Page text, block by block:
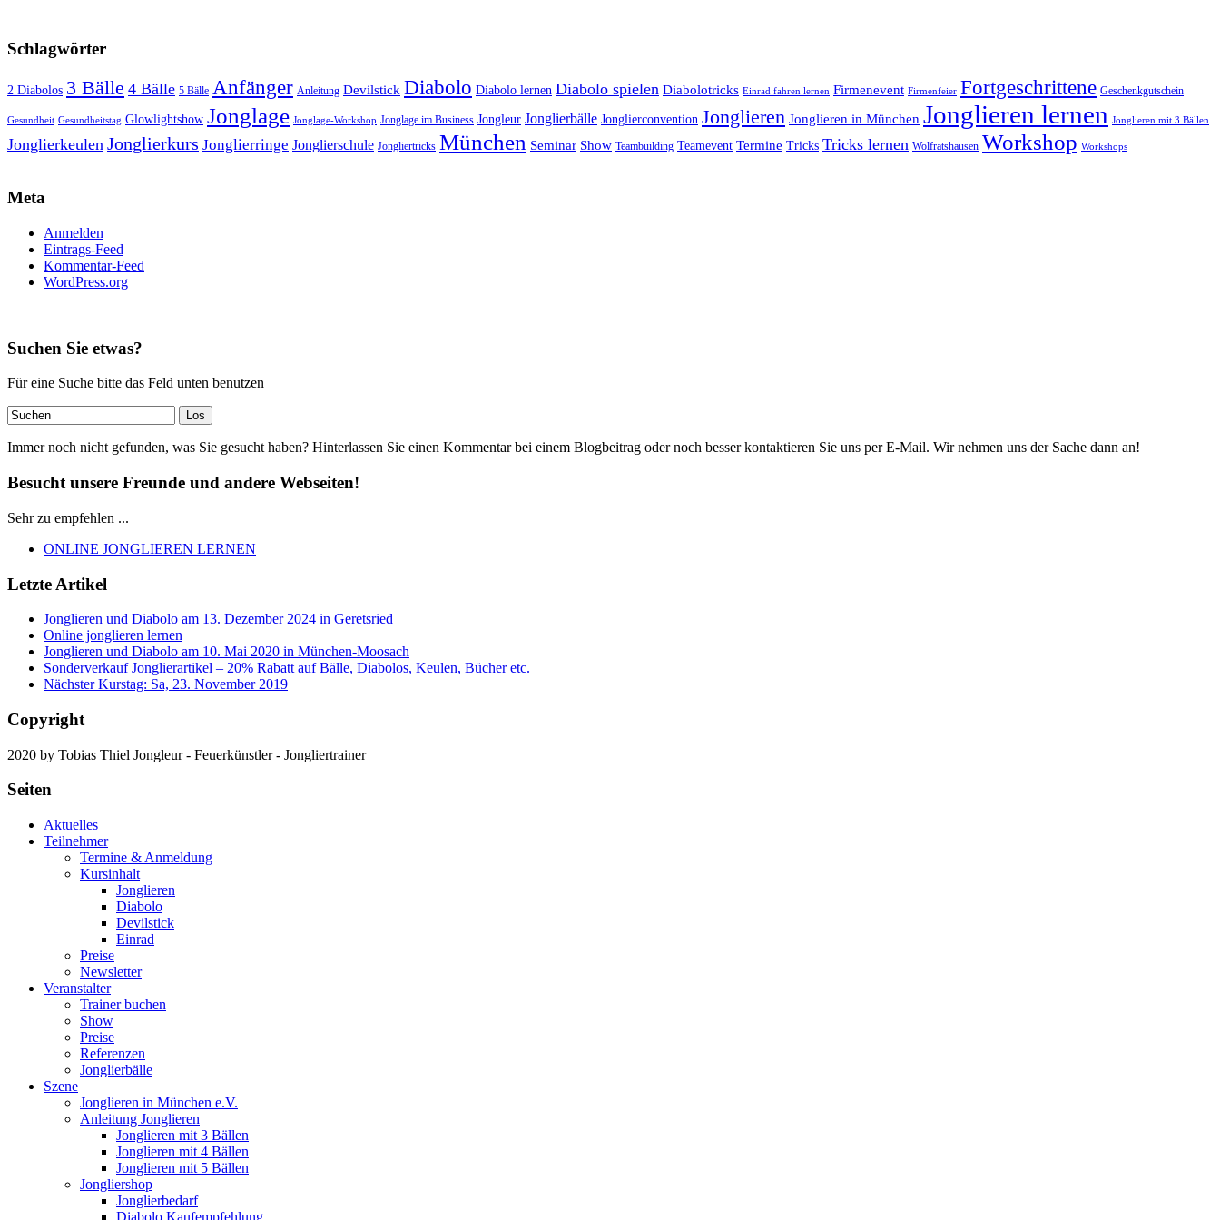
Schlagwörter
2 Diabolos 3 Bälle 4 Bälle 5 Bälle Anfänger Anleitung Devilstick Diabolo Diabolo lernen Diabolo spielen Diabolotricks Einrad fahren lernen Firmenevent Firmenfeier Fortgeschrittene Geschenkgutschein
Gesundheit Gesundheitstag Glowlightshow Jonglage Jonglage-Workshop Jonglage im Business Jongleur Jonglierbälle Jonglierconvention Jonglieren Jonglieren in München Jonglieren lernen Jonglieren mit 3 Bällen
Jonglierkeulen Jonglierkurs Jonglierringe Jonglierschule Jongliertricks München Seminar Show Teambuilding Teamevent Termine Tricks Tricks lernen Wolfratshausen Workshop Workshops
Meta
Anmelden
Eintrags-Feed
Kommentar-Feed
WordPress.org
Suchen Sie etwas?
Für eine Suche bitte das Feld unten benutzen
Immer noch nicht gefunden, was Sie gesucht haben? Hinterlassen Sie einen Kommentar bei einem Blogbeitrag oder noch besser kontaktieren Sie uns per E-Mail. Wir nehmen uns der Sache dann an!
Besucht unsere Freunde und andere Webseiten!
Sehr zu empfehlen ...
ONLINE JONGLIEREN LERNEN
Letzte Artikel
Jonglieren und Diabolo am 13. Dezember 2024 in Geretsried
Online jonglieren lernen
Jonglieren und Diabolo am 10. Mai 2020 in München-Moosach
Sonderverkauf Jonglierartikel – 20% Rabatt auf Bälle, Diabolos, Keulen, Bücher etc.
Nächster Kurstag: Sa, 23. November 2019
Copyright
2020 by Tobias Thiel Jongleur - Feuerkünstler - Jongliertrainer
Seiten
Aktuelles
Teilnehmer
Termine & Anmeldung
Kursinhalt
Jonglieren
Diabolo
Devilstick
Einrad
Preise
Newsletter
Veranstalter
Trainer buchen
Show
Preise
Referenzen
Jonglierbälle
Szene
Jonglieren in München e.V.
Anleitung Jonglieren
Jonglieren mit 3 Bällen
Jonglieren mit 4 Bällen
Jonglieren mit 5 Bällen
Jongliershop
Jonglierbedarf